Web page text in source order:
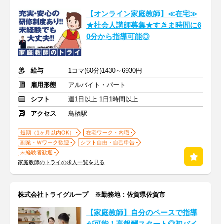
【オンライン家庭教師】≪在宅≫
★社会人講師募集★すきま時間に6
0分から指導可能◎
給与
1コマ(60分)1430～6930円
雇用形態
アルバイト・パート
シフト
週1日以上 1日1時間以上
アクセス
鳥栖駅
短期（1ヶ月以内OK）
在宅ワーク・内職
副業・Ｗワーク歓迎
シフト自由・自己申告
未経験者歓迎
家庭教師のトライの求人一覧を見る
株式会社トライグループ ※勤務地：佐賀県佐賀市
【家庭教師】自分のペースで指導